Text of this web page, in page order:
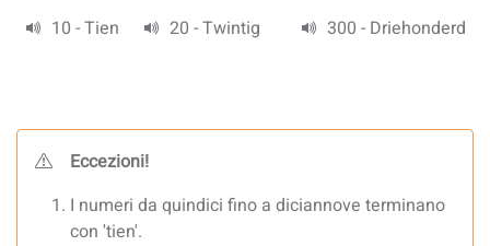
10 - Tien 20 - Twintig 300 - Driehonderd
Eccezioni!
I numeri da quindici fino a diciannove terminano
con 'tien'.